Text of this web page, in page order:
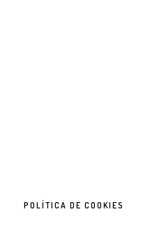
POLÍTICA DE COOKIES